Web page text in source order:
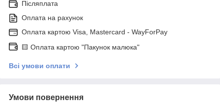
Післяплата
Оплата на рахунок
Оплата картою Visa, Mastercard - WayForPay
🟨 Оплата картою "Пакунок малюка"
Всі умови оплати
Умови повернення